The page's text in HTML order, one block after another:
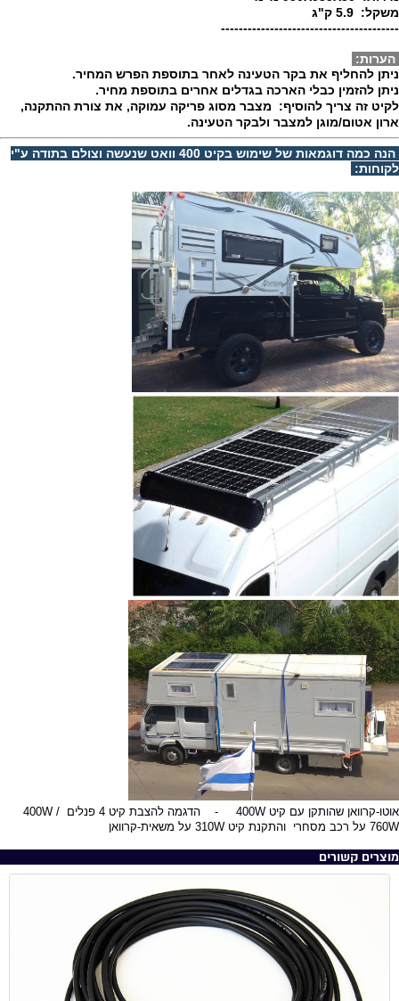
משקל: 5.9 ק"ג
----------------------------------------
הערות:
ניתן להחליף את בקר הטעינה לאחר בתוספת הפרש המחיר.
ניתן להזמין כבלי הארכה בגדלים אחרים בתוספת מחיר.
לקיט זה צריך להוסיף: מצבר מסוג פריקה עמוקה, את צורת ההתקנה,
ארון אטום/מוגן למצבר ולבקר הטעינה.
הנה כמה דוגמאות של שימוש בקיט 400 וואט שנעשה וצולם בתודה ע"י
לקוחות:
אוטו-קרוואן שהותקן עם קיט 400W - הדגמה להצבת קיט 4 פנלים 400W /
760W על רכב מסחרי והתקנת קיט 310W על משאית-קרוואן
מוצרים קשורים